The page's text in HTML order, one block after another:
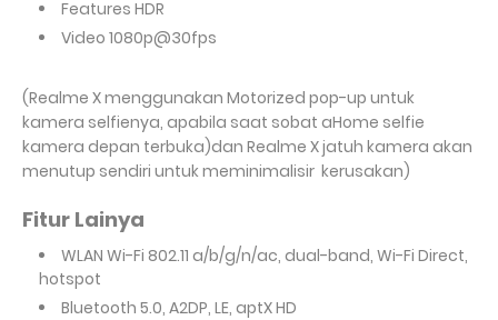
Features HDR
Video 1080p@30fps
(Realme X menggunakan Motorized pop-up untuk
kamera selfienya, apabila saat sobat aHome selfie
kamera depan terbuka)dan Realme X jatuh kamera akan
menutup sendiri untuk meminimalisir kerusakan)
Fitur Lainya
WLAN Wi-Fi 802.11 a/b/g/n/ac, dual-band, Wi-Fi Direct,
hotspot
Bluetooth 5.0, A2DP, LE, aptX HD